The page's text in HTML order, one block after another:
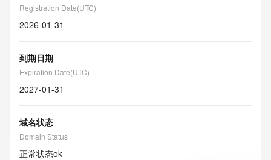
Registration Date(UTC)
2026-01-31
到期日期
Expiration Date(UTC)
2027-01-31
域名状态
Domain Status
正常状态ok